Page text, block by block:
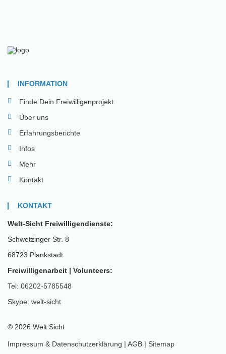
INFORMATION
Finde Dein Freiwilligenprojekt
Über uns
Erfahrungsberichte
Infos
Mehr
Kontakt
KONTAKT
Welt-Sicht Freiwilligendienste:
Schwetzinger Str. 8
68723 Plankstadt
Freiwilligenarbeit | Volunteers:
Tel: 06202-5785548
Skype: welt-sicht
© 2026 Welt Sicht
Impressum & Datenschutzerklärung | AGB | Sitemap